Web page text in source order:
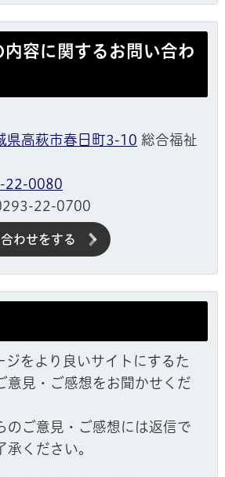
内容に関するお問い合わ
県高萩市春日町3-10 総合福祉
22-0080
22-0700
わせをする
ジをより良いサイトにするた
意見・ご感想をお聞かせくだ
のご意見・ご感想には返信で
承ください。